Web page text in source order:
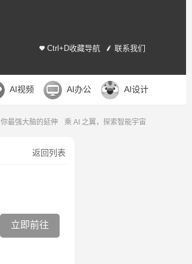
Ctrl+D收藏导航 联系我们
AI视频 AI办公 AI设计
AI 懂世界，更懂你 打破边界，AI 解锁新维度
返回列表
立即前往